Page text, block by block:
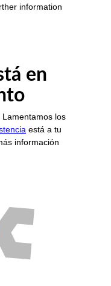
information
en
los
está a tu
información